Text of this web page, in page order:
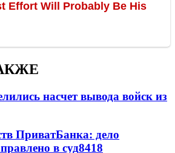
насчет вывода войск из
ПриватБанка: дело
в суд8418